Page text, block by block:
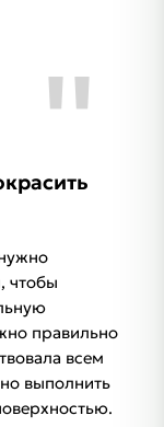
чтобы
правильно
всем
выполнить